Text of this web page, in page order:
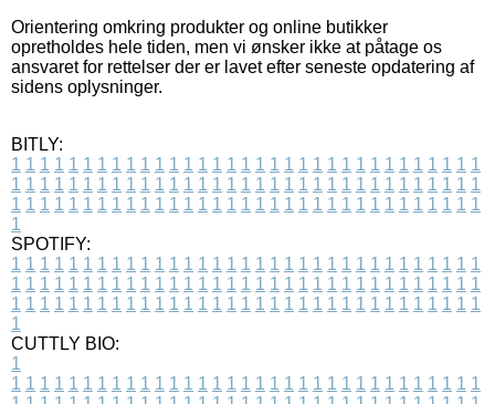
Orientering omkring produkter og online butikker
opretholdes hele tiden, men vi ønsker ikke at påtage os
ansvaret for rettelser der er lavet efter seneste opdatering af
sidens oplysninger.
BITLY:
1 1 1 1 1 1 1 1 1 1 1 1 1 1 1 1 1 1 1 1 1 1 1 1 1 1 1 1 1 1 1 1 1
1 1 1 1 1 1 1 1 1 1 1 1 1 1 1 1 1 1 1 1 1 1 1 1 1 1 1 1 1 1 1 1 1
1 1 1 1 1 1 1 1 1 1 1 1 1 1 1 1 1 1 1 1 1 1 1 1 1 1 1 1 1 1 1 1 1
1
SPOTIFY:
1 1 1 1 1 1 1 1 1 1 1 1 1 1 1 1 1 1 1 1 1 1 1 1 1 1 1 1 1 1 1 1 1
1 1 1 1 1 1 1 1 1 1 1 1 1 1 1 1 1 1 1 1 1 1 1 1 1 1 1 1 1 1 1 1 1
1 1 1 1 1 1 1 1 1 1 1 1 1 1 1 1 1 1 1 1 1 1 1 1 1 1 1 1 1 1 1 1 1
1
CUTTLY BIO:
1
1 1 1 1 1 1 1 1 1 1 1 1 1 1 1 1 1 1 1 1 1 1 1 1 1 1 1 1 1 1 1 1 1